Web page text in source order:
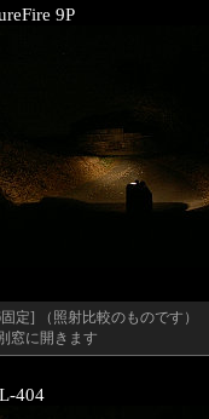
9P
定] （照射比較のものです）
窓に開きます
404